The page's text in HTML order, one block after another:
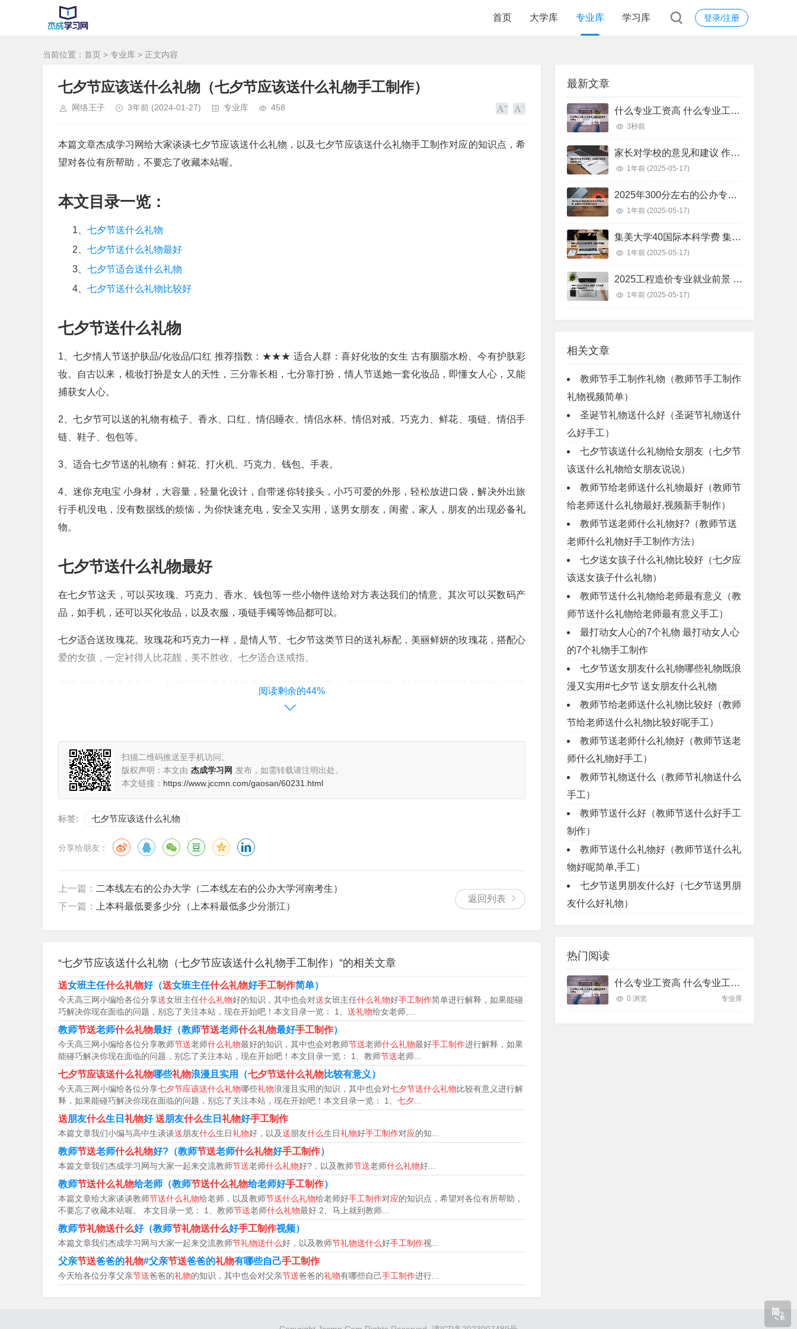
登录/注册
首页 大学库 专业库 学习库
当前位置： 首页 > 专业库 > 正文内容
七夕节应该送什么礼物（七夕节应该送什么礼物手工制作）
网络王子 3年前 (2024-01-27) 专业库 458
本篇文章杰成学习网给大家谈谈七夕节应该送什么礼物，以及七夕节应该送什么礼物手工制作对应的知识点，希
望对各位有所帮助，不要忘了收藏本站喔。
本文目录一览：
1、 七夕节送什么礼物
2、 七夕节送什么礼物最好
3、 七夕节适合送什么礼物
4、 七夕节送什么礼物比较好
七夕节送什么礼物
1、七夕情人节送护肤品/化妆品/口红 推荐指数：★★★ 适合人群：喜好化妆的女生 古有胭脂水粉、今有护肤彩
妆。自古以来，梳妆打扮是女人的天性，三分靠长相，七分靠打扮，情人节送她一套化妆品，即懂女人心，又能
捕获女人心。
2、七夕节可以送的礼物有梳子、香水、口红、情侣睡衣、情侣水杯、情侣对戒、巧克力、鲜花、项链、情侣手
链、鞋子、包包等。
3、适合七夕节送的礼物有：鲜花、打火机、巧克力、钱包、手表。
4、迷你充电宝 小身材，大容量，轻量化设计，自带迷你转接头，小巧可爱的外形，轻松放进口袋，解决外出旅
行手机没电，没有数据线的烦恼，为你快速充电，安全又实用，送男女朋友，闺蜜，家人，朋友的出现必备礼
物。
七夕节送什么礼物最好
在七夕节这天，可以买玫瑰、巧克力、香水、钱包等一些小物件送给对方表达我们的情意。其次可以买数码产
品，如手机，还可以买化妆品，以及衣服，项链手镯等饰品都可以。
七夕适合送玫瑰花。玫瑰花和巧克力一样，是情人节、七夕节这类节日的送礼标配，美丽鲜妍的玫瑰花，搭配心
爱的女孩，一定衬得人比花靓，美不胜收。七夕适合送戒指。
皮带皮带是男生必备品，七夕可以给男生送皮带，是很亲密的，不会显得很花哨。打火机选择好品牌的打火机送
给男朋友，七夕的礼物有很多，男生要求不高，女生送给他们就会很开心。
套，但是不可否认，送鲜花是一种常见永恒的选择。我们都知道，送给对象玫瑰花，代表着就是爱。
适合七夕节送的礼物有：鲜花、打火机、巧克力、钱包、手表。
七夕节适合送什么礼物
1、礼物一：鲜花 送花是最传统的一种七夕礼物，因为花象征着爱情、美和纯洁。而且现在市面上已经有很多花
店提供免费配送的服务，很方便也很贴心。礼物二：手表 手表是一种既实用又可以留下纪念的七夕礼物。
2、在七夕节适合送给心爱的人的礼物有：花束、定制首饰、限量版周边、美食、旅游。花束：花束一直以来都
是最具代表性的浪漫礼物之一。你可以选择玫瑰花束、康乃馨花束或者混合多种花的花束来惊喜ta。
3、七夕节送给喜欢的人的礼物七夕创意礼物1：鲜花+巧克力鲜花和巧克力是最没有创意的礼物，但小编还是要
强调一下，鲜花和巧克力对于女人来讲，永远没有抵抗力。
七夕节送什么礼物比较好
1、七夕节可以送的礼物有定制首饰、花束、限量版周边、旅游、美食。定制首饰 对于喜欢珠宝的女性，一件定
阅读剩余的44%
扫描二维码推送至手机访问。
版权声明：本文由 杰成学习网 发布，如需转载请注明出处。
本文链接： https://www.jccmn.com/gaosan/60231.html
标签: 七夕节应该送什么礼物
分享给朋友：
返回列表
上一篇： 二本线左右的公办大学（二本线左右的公办大学河南考生）
下一篇：
上本科最低要多少分（上本科最低多少分浙江）
“七夕节应该送什么礼物（七夕节应该送什么礼物手工制作）”的相关文章
送女班主任什么礼物好（送女班主任什么礼物好手工制作简单）
今天高三网小编给各位分享送女班主任什么礼物好的知识，其中也会对送女班主任什么礼物好手工制作简单进行解释，如果能碰
巧解决你现在面临的问题，别忘了关注本站，现在开始吧！本文目录一览： 1、 送礼物给女老师,...
教师节送老师什么礼物最好（教师节送老师什么礼物最好手工制作）
今天高三网小编给各位分享教师节送老师什么礼物最好的知识，其中也会对教师节送老师什么礼物最好手工制作进行解释，如果
能碰巧解决你现在面临的问题，别忘了关注本站，现在开始吧！本文目录一览： 1、教师节送老师...
七夕节应该送什么礼物哪些礼物浪漫且实用（七夕节送什么礼物比较有意义）
今天高三网小编给各位分享七夕节应该送什么礼物哪些礼物浪漫且实用的知识，其中也会对七夕节送什么礼物比较有意义进行解
释，如果能碰巧解决你现在面临的问题，别忘了关注本站，现在开始吧！本文目录一览： 1、 七夕
送朋友什么生日 礼物好送朋友什么生日 礼物好手工制作
本篇文章我们小编与高中生谈谈送朋友什么生日礼物好，以及送朋友什么生日礼物好手工制作对应的知...
教师节送老师什么礼物好?（教师节送老师什么礼物好手工制作）
本篇文章我们杰成学习网与大家一起来交流教师节送老师什么礼物好?，以及教师节送老师什么礼物好...
教师节送什么礼物给老师（教师节送什么礼物给老师好手工制作）
本篇文章给大家谈谈教师节送什么礼物给老师，以及教师节送什么礼物给老师好手工制作对应的知识点，希望对各位有所帮助，
不要忘了收藏本站喔。 本文目录一览： 1、教师节送老师什么礼物最好 2、马上就到教师...
教师节礼物送什么好（教师节礼物送什么好手工制作视频）
本篇文章我们杰成学习网与大家一起来交流教师节礼物送什么好，以及教师节礼物送什么好手工制作视...
父亲节送爸爸的礼物#父亲节送爸爸的礼物有哪些自己手工制作
今天给各位分享父亲节送爸爸的礼物的知识，其中也会对父亲节送爸爸的礼物有哪些自己手工制作进行...
最新文章
什么专业工资高 什么专业工资高且适合物化生女
3秒前
家长对学校的意见和建议 作为家长对学校的意见和建议
1年前 (2025-05-17)
2025年300分左右的公办专科大学有哪些 全国300分左右的公办大专
1年前 (2025-05-17)
集美大学40国际本科学费 集美大学国际本科班
1年前 (2025-05-17)
2025工程造价专业就业前景 工程造价未来十年就业前景
1年前 (2025-05-17)
相关文章
教师节手工制作礼物（教师节手工制作
礼物视频简单）
圣诞节礼物送什么好（圣诞节礼物送什
么好手工）
七夕节该送什么礼物给女朋友（七夕节
该送什么礼物给女朋友说说）
教师节给老师送什么礼物最好（教师节
给老师送什么礼物最好,视频新手制作）
教师节送老师什么礼物好?（教师节送
老师什么礼物好手工制作方法）
七夕送女孩子什么礼物比较好（七夕应
该送女孩子什么礼物）
教师节送什么礼物给老师最有意义（教
师节送什么礼物给老师最有意义手工）
最打动女人心的7个礼物 最打动女人心
的7个礼物手工制作
七夕节送女朋友什么礼物哪些礼物既浪
漫又实用#七夕节 送女朋友什么礼物
教师节给老师送什么礼物比较好（教师
节给老师送什么礼物比较好呢手工）
教师节送老师什么礼物好（教师节送老
师什么礼物好手工）
教师节礼物送什么（教师节礼物送什么
手工）
教师节送什么好（教师节送什么好手工
制作）
教师节送什么礼物好（教师节送什么礼
物好呢简单,手工）
七夕节送男朋友什么好（七夕节送男朋
友什么好礼物）
热门阅读
什么专业工资高 什么专业工资高且适合物化生女
0 浏览 专业库